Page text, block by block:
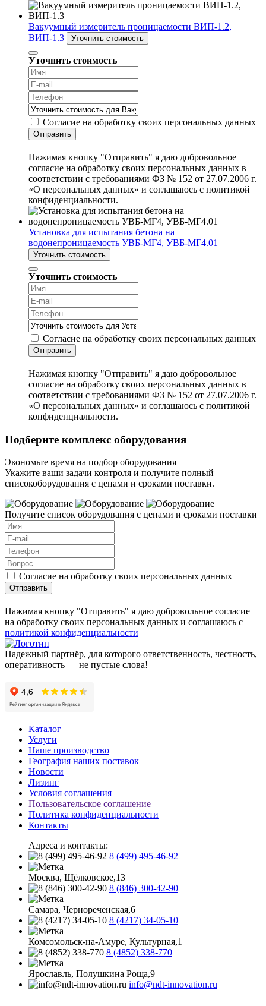
Вакуумный измеритель проницаемости ВИП-1.2,
ВИП-1.3
Уточнить стоимость
Уточнить стоимость
Согласие на обработку своих персональных данных
Отправить
Нажимая кнопку "Отправить" я даю добровольное
согласие на обработку своих персональных данных в
соответствии с требованиями ФЗ № 152 от 27.07.2006 г.
«О персональных данных» и соглашаюсь с политикой
конфиденциальности.
Установка для испытания бетона на
водонепроницаемость УВБ-МГ4, УВБ-МГ4.01
Уточнить стоимость
Уточнить стоимость
Согласие на обработку своих персональных данных
Отправить
Нажимая кнопку "Отправить" я даю добровольное
согласие на обработку своих персональных данных в
соответствии с требованиями ФЗ № 152 от 27.07.2006 г.
«О персональных данных» и соглашаюсь с политикой
конфиденциальности.
Подберите комплекс оборудования
Экономьте время на подбор оборудования
Укажите ваши задачи контроля и получите полный
списокоборудования с ценами и сроками поставки.
Получите список оборудования с ценами и сроками поставки
Согласие на обработку своих персональных данных
Отправить
Нажимая кнопку "Отправить" я даю добровольное согласие
на обработку своих персональных данных и соглашаюсь с
политикой конфиденциальности
Надежный партнёр, для которого ответственность, честность,
оперативность — не пустые слова!
Каталог
Услуги
Наше производство
География наших поставок
Новости
Лизинг
Условия соглашения
Пользовательское соглашение
Политика конфиденциальности
Контакты
Адреса и контакты:
8 (499) 495-46-92
Москва, Щёлковское,13
8 (846) 300-42-90
Самара, Чернореченская,6
8 (4217) 34-05-10
Комсомольск-на-Амуре, Культурная,1
8 (4852) 338-770
Ярославль, Полушкина Роща,9
info@ndt-innovation.ru